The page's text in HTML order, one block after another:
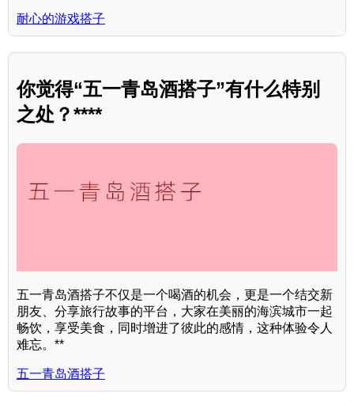
耐心的游戏搭子
你觉得“五一青岛酒搭子”有什么特别
之处？****
五一青岛酒搭子不仅是一个喝酒的机会，更是一个结交新
朋友、分享旅行故事的平台，大家在美丽的海滨城市一起
畅饮，享受美食，同时增进了彼此的感情，这种体验令人
难忘。**
五一青岛酒搭子